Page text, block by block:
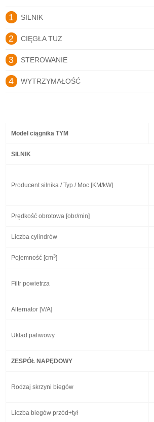
1 SILNIK
2 CIĘGŁA TUZ
3 STEROWANIE
4 WYTRZYMAŁOŚĆ
Model ciągnika TYM
SILNIK
Producent silnika / Typ / Moc [KM/kW]
Prędkość obrotowa [obr/min]
Liczba cylindrów
Pojemność [cm3]
Filtr powietrza
Alternator [V/A]
Układ paliwowy
ZESPÓŁ NAPĘDOWY
Rodzaj skrzyni biegów
Liczba biegów przód+tył